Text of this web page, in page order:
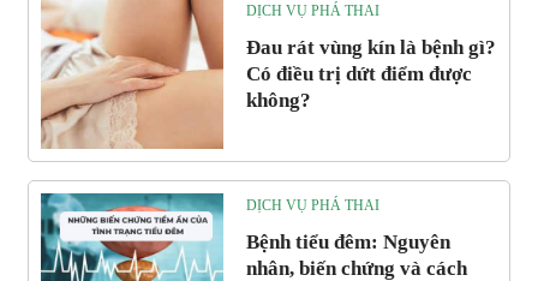
DỊCH VỤ PHÁ THAI
Đau rát vùng kín là bệnh gì?
Có điều trị dứt điểm được
không?
DỊCH VỤ PHÁ THAI
Bệnh tiểu đêm: Nguyên
nhân, biến chứng và cách